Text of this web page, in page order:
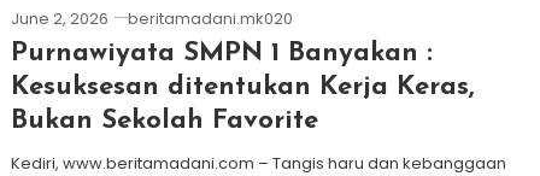
June 2, 2026 beritamadani.mk020
Purnawiyata SMPN 1 Banyakan :
Kesuksesan ditentukan Kerja Keras,
Bukan Sekolah Favorite
Kediri, www.beritamadani.com – Tangis haru dan kebanggaan